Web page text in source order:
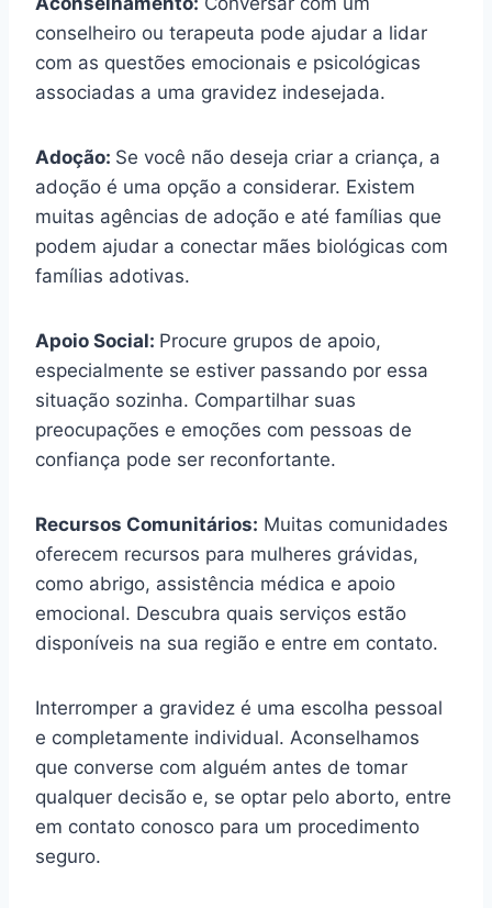
conselheiro ou terapeuta pode ajudar a lidar
com as questões emocionais e psicológicas
associadas a uma gravidez indesejada.
Adoção: Se você não deseja criar a criança, a
adoção é uma opção a considerar. Existem
muitas agências de adoção e até famílias que
podem ajudar a conectar mães biológicas com
famílias adotivas.
Apoio Social: Procure grupos de apoio,
especialmente se estiver passando por essa
situação sozinha. Compartilhar suas
preocupações e emoções com pessoas de
confiança pode ser reconfortante.
Recursos Comunitários: Muitas comunidades
oferecem recursos para mulheres grávidas,
como abrigo, assistência médica e apoio
emocional. Descubra quais serviços estão
disponíveis na sua região e entre em contato.
Interromper a gravidez é uma escolha pessoal
e completamente individual. Aconselhamos
que converse com alguém antes de tomar
qualquer decisão e, se optar pelo aborto, entre
em contato conosco para um procedimento
seguro.